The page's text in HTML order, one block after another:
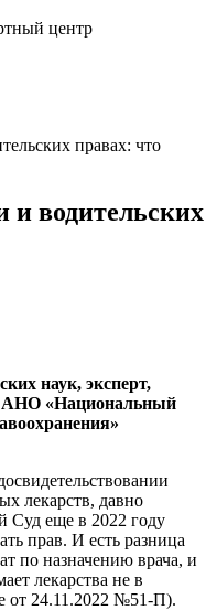
правах: что
и водительских
наук, эксперт,
АНО «Национальный
лекарств, давно
Суд еще в 2022 году
прав. И есть разница
по назначению врача, и
лекарства не в
от 24.11.2022 №51-П).